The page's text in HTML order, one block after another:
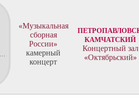
«Музыкальная
сборная
России»
камерный
концерт
КАМЧАТСКИЙ
Концертный зал
«Октябрьский»